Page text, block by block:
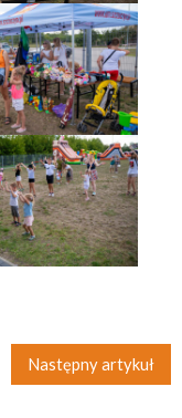
Następny artykuł